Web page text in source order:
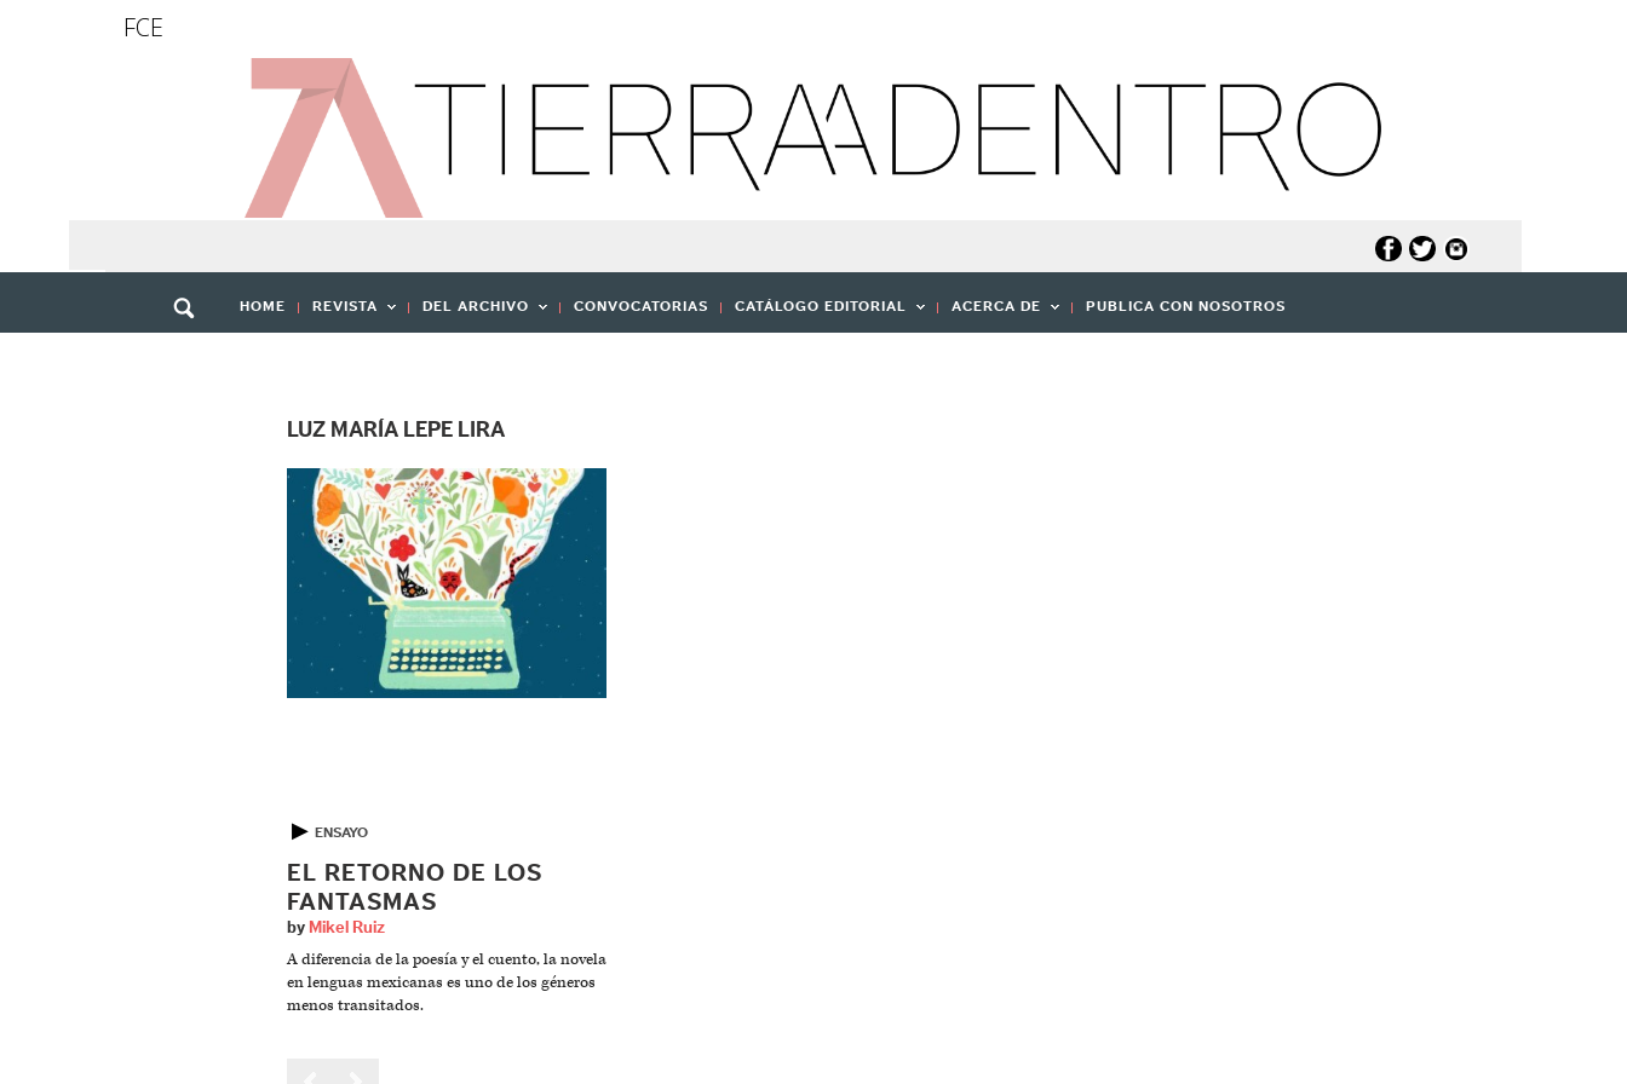
FCE
HOME REVISTA DEL ARCHIVO CONVOCATORIAS CATÁLOGO EDITORIAL ACERCA DE PUBLICA CON NOSOTROS
LUZ MARÍA LEPE LIRA
▶ ENSAYO
EL RETORNO DE LOS
FANTASMAS
by Mikel Ruiz
A diferencia de la poesía y el cuento, la novela
en lenguas mexicanas es uno de los géneros
menos transitados.